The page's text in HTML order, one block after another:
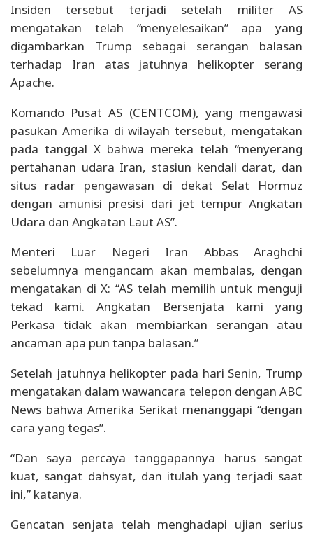
Insiden tersebut terjadi setelah militer AS
mengatakan telah “menyelesaikan” apa yang
digambarkan Trump sebagai serangan balasan
terhadap Iran atas jatuhnya helikopter serang
Apache.
Komando Pusat AS (CENTCOM), yang mengawasi
pasukan Amerika di wilayah tersebut, mengatakan
pada tanggal X bahwa mereka telah “menyerang
pertahanan udara Iran, stasiun kendali darat, dan
situs radar pengawasan di dekat Selat Hormuz
dengan amunisi presisi dari jet tempur Angkatan
Udara dan Angkatan Laut AS”.
Menteri Luar Negeri Iran Abbas Araghchi
sebelumnya mengancam akan membalas, dengan
mengatakan di X: “AS telah memilih untuk menguji
tekad kami. Angkatan Bersenjata kami yang
Perkasa tidak akan membiarkan serangan atau
ancaman apa pun tanpa balasan.”
Setelah jatuhnya helikopter pada hari Senin, Trump
mengatakan dalam wawancara telepon dengan ABC
News bahwa Amerika Serikat menanggapi “dengan
cara yang tegas”.
“Dan saya percaya tanggapannya harus sangat
kuat, sangat dahsyat, dan itulah yang terjadi saat
ini,” katanya.
Gencatan senjata telah menghadapi ujian serius